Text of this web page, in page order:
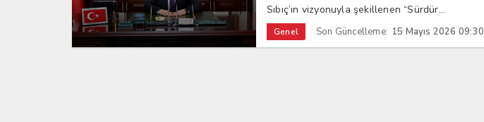
Sıbıç’ın vizyonuyla şekillenen “Sürdür...
Genel Son Güncelleme: 15 Mayıs 2026 09:30